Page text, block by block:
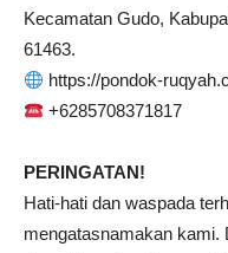
Kecamatan Gudo,
61463.
https://pondok-
+6285708371817
PERINGATAN!
Hati-hati dan waspada
mengatasnamakan kami.